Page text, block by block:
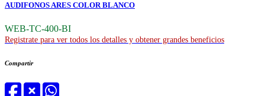
AUDIFONOS ARES COLOR BLANCO
WEB-TC-400-BI
Registrate para ver todos los detalles y obtener grandes beneficios
Compartir